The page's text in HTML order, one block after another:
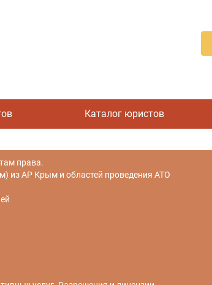
Каталог юристов
права.
из АР Крым и областей проведения АТО